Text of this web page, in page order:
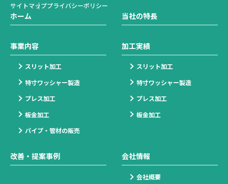
サイトマッププライバシーポリシー
ホーム 当社の特長
事業内容
スリット加工
特寸ワッシャー製造
プレス加工
板金加工
パイプ・管材の販売
加工実績
スリット加工
特寸ワッシャー製造
プレス加工
板金加工
改善・提案事例 会社情報
会社概要